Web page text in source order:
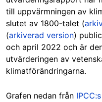
till uppvärmningen av
slutet av 1800-talet (
(arkiverad version)
och april 2022 och är
utvärderingen av
klimatförändringarna.
Grafen nedan från